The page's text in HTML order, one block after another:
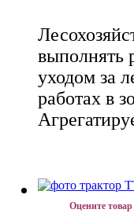
выполнять
уходом за
работах в
Оцените товар